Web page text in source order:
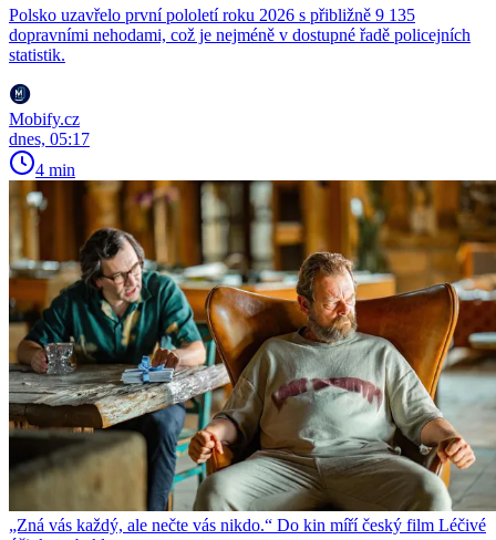
Polsko uzavřelo první pololetí roku 2026 s přibližně 9 135
dopravními nehodami, což je nejméně v dostupné řadě policejních
statistik.
Mobify.cz
dnes, 05:17
4 min
„Zná vás každý, ale nečte vás nikdo.“ Do kin míří český film Léčivé